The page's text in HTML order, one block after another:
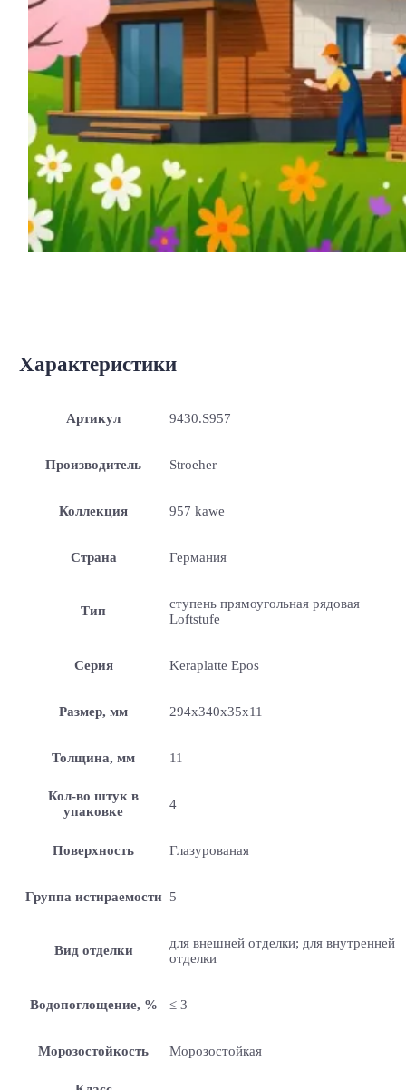
Характеристики
Артикул 9430.S957
Производитель Stroeher
Коллекция 957 kawe
Страна Германия
Тип
ступень прямоугольная рядовая
Loftstufe
Серия Keraplatte Epos
Размер, мм 294x340x35x11
Толщина, мм 11
Кол-во штук в
упаковке
4
Поверхность Глазурованая
Группа истираемости 5
Вид отделки
для внешней отделки; для внутренней
отделки
Водопоглощение, % ≤ 3
Морозостойкость Морозостойкая